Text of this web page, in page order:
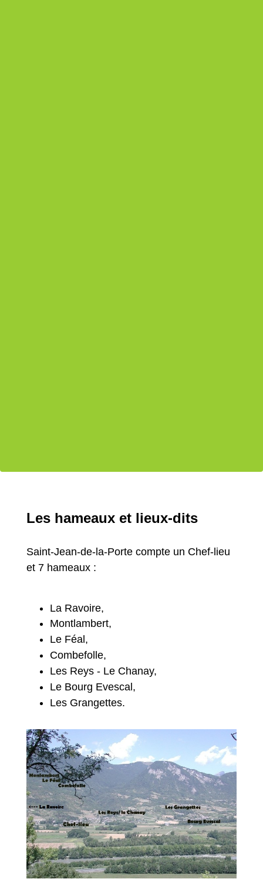
Les hameaux et lieux-dits
Saint-Jean-de-la-Porte compte un Chef-lieu
et 7 hameaux :
La Ravoire,
Montlambert,
Le Féal,
Combefolle,
Les Reys - Le Chanay,
Le Bourg Evescal,
Les Grangettes.